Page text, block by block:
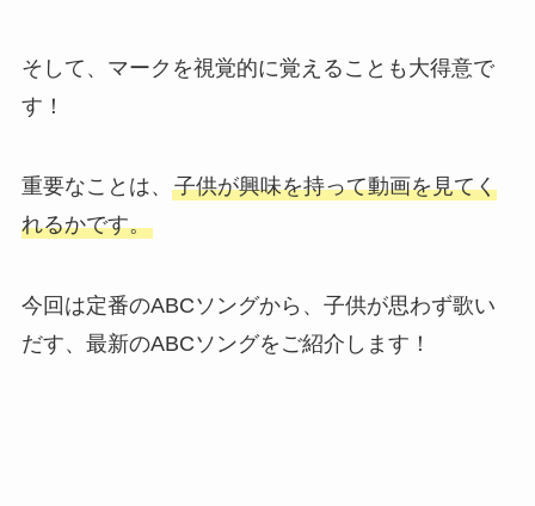
そして、マークを視覚的に覚えることも大得意で
す！
重要なことは、 子供が興味を持って動画を見てく
れるかです。
今回は定番のABCソングから、子供が思わず歌い
だす、最新のABCソングをご紹介します！